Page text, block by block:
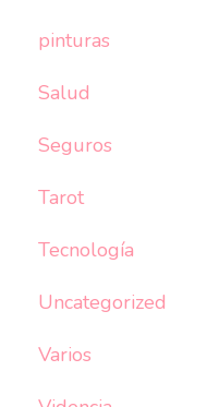
pinturas
Salud
Seguros
Tarot
Tecnología
Uncategorized
Varios